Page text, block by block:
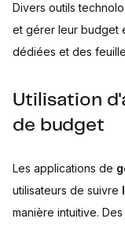
Divers outils
et gérer leur budget
dédiées et des
Utilisation
de budget
Les applications de
utilisateurs de suivre
manière intuitive.